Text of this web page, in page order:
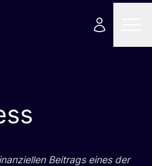
Bei­trags eines der